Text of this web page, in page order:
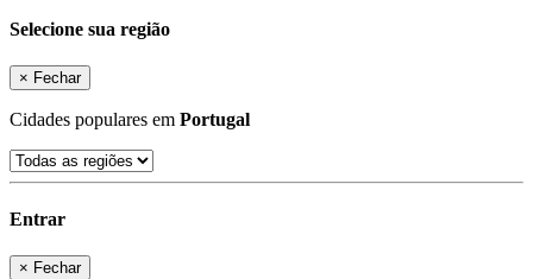
Selecione sua região
× Fechar
Cidades populares em Portugal
Entrar
× Fechar